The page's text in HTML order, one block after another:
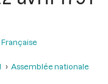
Assemblée nationale